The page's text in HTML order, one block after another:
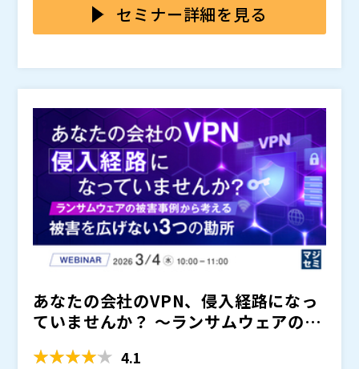
対策を実施していても、「侵入後にIDがどのように使わ
れているのか」が見えず、被害拡大を止められないとい
イント防御や境界型防御では十分に把握・制御できませ
ん。この「認証突破を前提とした侵入」に対して、侵入
そが、ID対策をしていてもランサム侵入を防ぎ切れない
構造的な要因となっています。
どう備えるべきか、また仮に侵入を許した場合でも被害
拡大を防ぐために何が必要かを、ID中心の視点で解説し
イス状態を組み合わせた認証防御に加え、Cisco Secur
e Accessを活用したアクセス制御の統合により、侵入
後のID利用を継続的に検証・可視化するアプローチを紹
介します。さらに、ITDRの考え方を取り入れ、IDの振
る舞いを軸に横移動を抑止することで、「ID対策をして
いても防げない」状態から脱却するための実践ポイント
を示します。
せていただきます。
高千穂交易株式会社（）
シスコシステムズ合同会社（）
株式会社オープンソース活用研究所（）
マジセミ株式会社（）
※共催、協賛、協力、講演企業は将来的に追加、削除さ
れる可能性があります。
セミナー詳細を見る
あなたの会社のVPN、侵入経路になっ
ていませんか？ ～ランサムウェアの被
4.1